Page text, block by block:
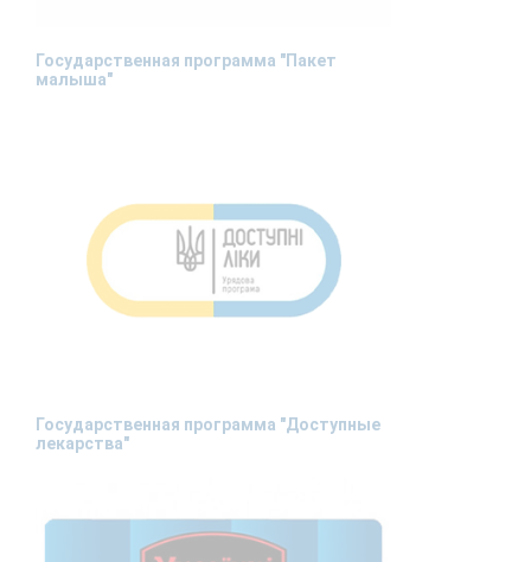
Государственная программа "Пакет
малыша"
Государственная программа "Доступные
лекарства"